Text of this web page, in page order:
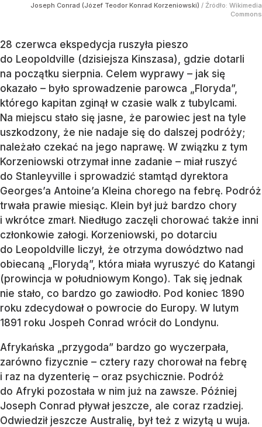
Joseph Conrad (Józef Teodor Konrad Korzeniowski) / Źródło: Wikimedia
Commons
28 czerwca ekspedycja ruszyła pieszo
do Leopoldville (dzisiejsza Kinszasa), gdzie dotarli
na początku sierpnia. Celem wyprawy – jak się
okazało – było sprowadzenie parowca „Floryda”,
którego kapitan zginął w czasie walk z tubylcami.
Na miejscu stało się jasne, że parowiec jest na tyle
uszkodzony, że nie nadaje się do dalszej podróży;
należało czekać na jego naprawę. W związku z tym
Korzeniowski otrzymał inne zadanie – miał ruszyć
do Stanleyville i sprowadzić stamtąd dyrektora
Georges’a Antoine’a Kleina chorego na febrę. Podróż
trwała prawie miesiąc. Klein był już bardzo chory
i wkrótce zmarł. Niedługo zaczęli chorować także inni
członkowie załogi. Korzeniowski, po dotarciu
do Leopoldville liczył, że otrzyma dowództwo nad
obiecaną „Florydą”, która miała wyruszyć do Katangi
(prowincja w południowym Kongo). Tak się jednak
nie stało, co bardzo go zawiodło. Pod koniec 1890
roku zdecydował o powrocie do Europy. W lutym
1891 roku Jospeh Conrad wrócił do Londynu.
Afrykańska „przygoda” bardzo go wyczerpała,
zarówno fizycznie – cztery razy chorował na febrę
i raz na dyzenterię – oraz psychicznie. Podróż
do Afryki pozostała w nim już na zawsze. Później
Joseph Conrad pływał jeszcze, ale coraz rzadziej.
Odwiedził jeszcze Australię, był też z wizytą u wuja.